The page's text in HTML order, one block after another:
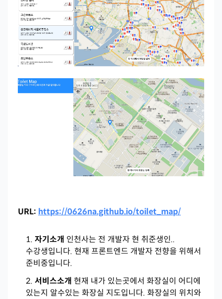
URL: https://0626na.github.io/toilet_map/
자기소개 인천사는 전 개발자 현 취준생인..
수강생입니다. 현재 프론트엔드 개발자 전향을 위해서
준비중입니다.
서비스소개 현재 내가 있는곳에서 화장실이 어디에
있는지 알수있는 화장실 지도입니다. 화장실의 위치와